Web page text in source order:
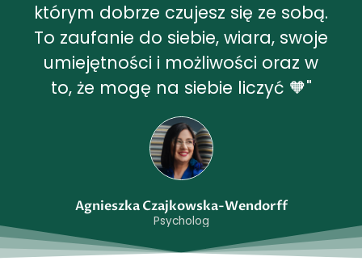
którym dobrze czujesz się ze sobą.
To zaufanie do siebie, wiara, swoje
umiejętności i możliwości oraz w
to, że mogę na siebie liczyć 🧡"
Agnieszka Czajkowska-Wendorff
Psycholog